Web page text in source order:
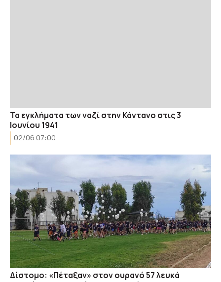
Τα εγκλήματα των ναζί στην Κάντανο στις 3
Ιουνίου 1941
02/06 07:00
Δίστομο: «Πέταξαν» στον ουρανό 57 λευκά